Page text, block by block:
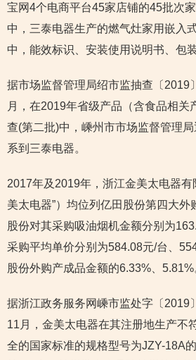
宝网4个电商平台45家店铺的45批次
中，三泰电器生产的燃气灶家用嵌入
中，能效标识、安装使用说明书、包
据市场监督管理局绍市监抽查〔2019
月，在2019年省级产品（含食品相关
查(第二批)中，嵊州市市场监督管理
系到三泰电器。
2017年及2019年，浙江金美太电器有
美太电器”）均位列亿田股份第四大外
股份对其采购吸油烟机金额分别为
采购平均单价分别为584.08元/台、
股份外购产成品金额的6.33%、5.81%
据浙江政务服务网嵊市监处字〔2019
11月，金美太电器在其注册地生产不
全的国家标准的规格型号为JZY-18A